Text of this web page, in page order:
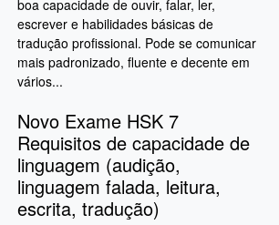
boa capacidade de ouvir, falar, ler,
escrever e habilidades básicas de
tradução profissional. Pode se comunicar
mais padronizado, fluente e decente em
vários...
Novo Exame HSK 7
Requisitos de capacidade de
linguagem (audição,
linguagem falada, leitura,
escrita, tradução)